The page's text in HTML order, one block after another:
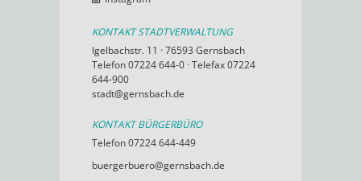
KONTAKT STADTVERWALTUNG
Igelbachstr. 11 · 76593 Gernsbach
Telefon 07224 644-0 · Telefax 07224
644-900
stadt@gernsbach.de
KONTAKT BÜRGERBÜRO
Telefon 07224 644-449
buergerbuero@gernsbach.de